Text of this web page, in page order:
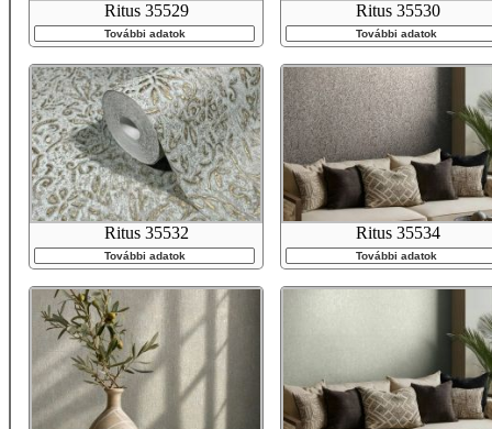
Ritus 35529
További adatok
Ritus 35530
További adatok
Ritus 35532
További adatok
Ritus 35534
További adatok